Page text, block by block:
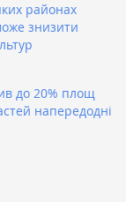
районах
знизити
до 20% площ
напередодні